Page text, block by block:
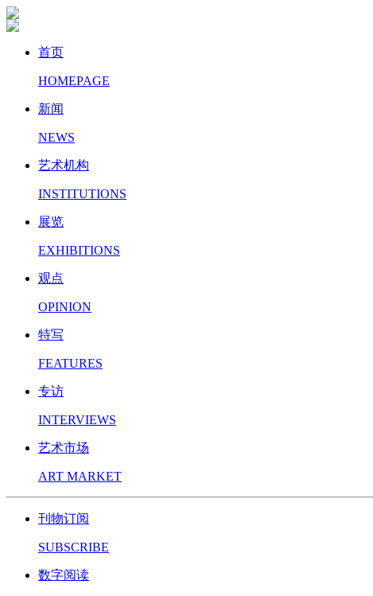
首页
HOMEPAGE
新闻
NEWS
艺术机构
INSTITUTIONS
展览
EXHIBITIONS
观点
OPINION
特写
FEATURES
专访
INTERVIEWS
艺术市场
ART MARKET
刊物订阅
SUBSCRIBE
数字阅读